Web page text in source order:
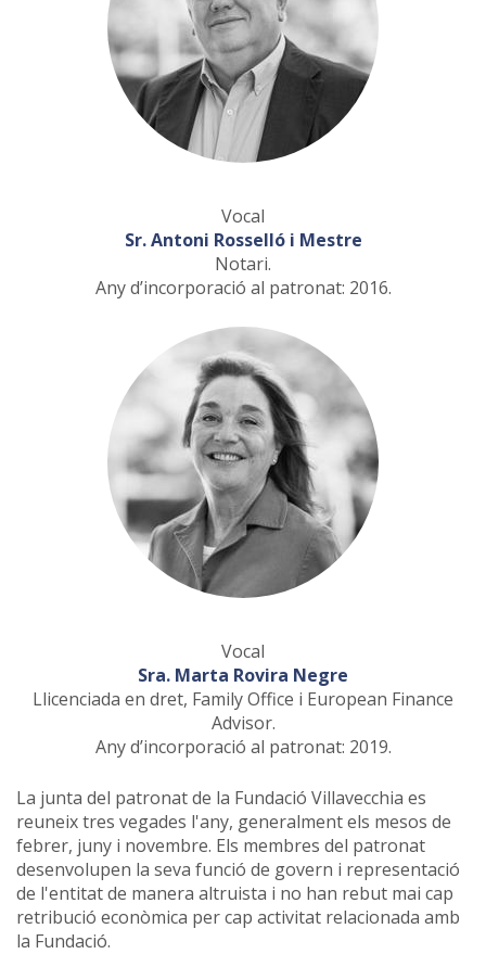
Vocal
Sr. Antoni Rosselló i Mestre
Notari.
Any d’incorporació al patronat: 2016.
Vocal
Sra. Marta Rovira Negre
Llicenciada en dret, Family Office i European Finance
Advisor.
Any d’incorporació al patronat: 2019.
La junta del patronat de la Fundació Villavecchia es
reuneix tres vegades l'any, generalment els mesos de
febrer, juny i novembre. Els membres del patronat
desenvolupen la seva funció de govern i representació
de l'entitat de manera altruista i no han rebut mai cap
retribució econòmica per cap activitat relacionada amb
la Fundació.